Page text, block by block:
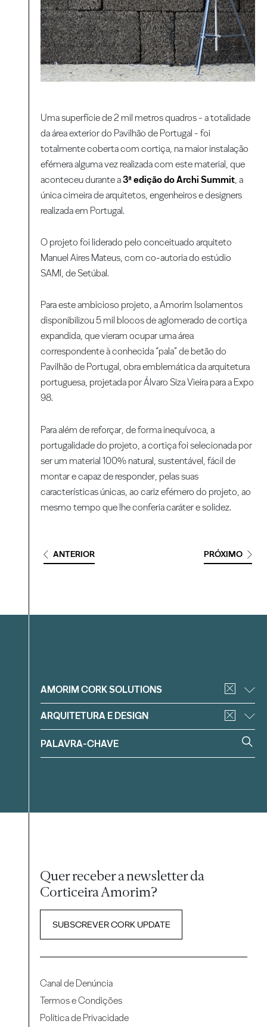
Uma superfície de 2 mil metros quadros - a totalidade
da área exterior do Pavilhão de Portugal - foi
totalmente coberta com cortiça, na maior instalação
efémera alguma vez realizada com este material, que
aconteceu durante a3ª edição do Archi Summit, a
única cimeira de arquitetos, engenheiros e designers
realizada em Portugal.
O projeto foi liderado pelo conceituado arquiteto
Manuel Aires Mateus, com co-autoria do estúdio
SAMI, de Setúbal.
Para este ambicioso projeto, a Amorim Isolamentos
disponibilizou 5 mil blocos de aglomerado de cortiça
expandida, que vieram ocupar uma área
correspondente à conhecida “pala” de betão do
Pavilhão de Portugal, obra emblemática da arquitetura
portuguesa, projetada por Álvaro Siza Vieira para a Expo
98.
Para além de reforçar, de forma inequívoca, a
portugalidade do projeto, a cortiça foi selecionada por
ser um material 100% natural, sustentável, fácil de
montar e capaz de responder, pelas suas
características únicas, ao cariz efémero do projeto, ao
mesmo tempo que lhe conferia caráter e solidez.
ANTERIOR PRÓXIMO
Filtrar
AMORIM CORK SOLUTIONS
ARQUITETURA E DESIGN
Quer receber a newsletter da
Corticeira Amorim?
SUBSCREVER CORK UPDATE
Canal de Denúncia
Termos e Condições
Política de Privacidade